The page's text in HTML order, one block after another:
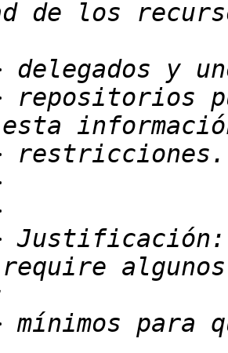
repositorios
Justificación:
mínimos para